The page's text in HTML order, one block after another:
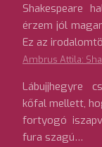
Shakespeare
érzem jól
Ez az
Ambrus Attila:
Lábujjhegyre
kőfal mellett,
fortyogó
fura szagú…